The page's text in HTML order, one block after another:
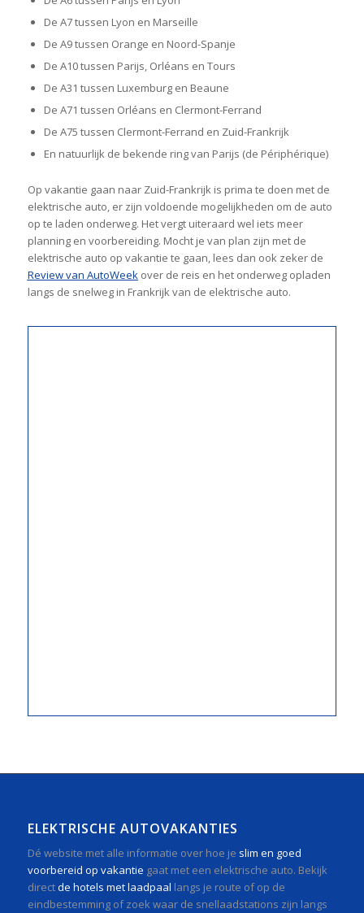
De A7 tussen Lyon en Marseille
De A9 tussen Orange en Noord-Spanje
De A10 tussen Parijs, Orléans en Tours
De A31 tussen Luxemburg en Beaune
De A71 tussen Orléans en Clermont-Ferrand
De A75 tussen Clermont-Ferrand en Zuid-Frankrijk
En natuurlijk de bekende ring van Parijs (de Périphérique)
Op vakantie gaan naar Zuid-Frankrijk is prima te doen met de
elektrische auto, er zijn voldoende mogelijkheden om de auto
op te laden onderweg. Het vergt uiteraard wel iets meer
planning en voorbereiding. Mocht je van plan zijn met de
elektrische auto op vakantie te gaan, lees dan ook zeker de
Review van AutoWeekover de reis en het onderweg opladen
langs de snelweg in Frankrijk van de elektrische auto.
ELEKTRISCHE AUTOVAKANTIES
Dé website met alle informatie over hoe je slim en goed
voorbereid op vakantie gaat met een elektrische auto. Bekijk
directde hotels met laadpaal langs je route of op de
eindbestemming of zoek waar de snellaadstations zijn langs